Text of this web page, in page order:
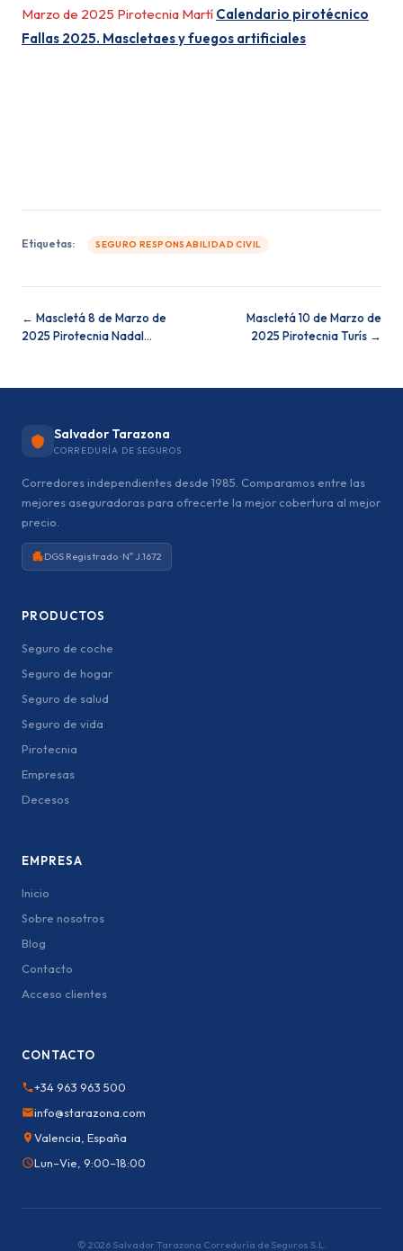
Marzo de 2025 Pirotecnia Martí Calendario pirotécnico
Fallas 2025. Mascletaes y fuegos artificiales
Etiquetas: SEGURO RESPONSABILIDAD CIVIL
← Mascletá 8 de Marzo de
2025 Pirotecnia Nadal…
Mascletá 10 de Marzo de
2025 Pirotecnia Turís →
Salvador Tarazona
CORREDURÍA DE SEGUROS
Corredores independientes desde 1985. Comparamos entre las
mejores aseguradoras para ofrecerte la mejor cobertura al mejor
precio.
DGS Registrado · Nº J.1672
PRODUCTOS
Seguro de coche
Seguro de hogar
Seguro de salud
Seguro de vida
Pirotecnia
Empresas
Decesos
EMPRESA
Inicio
Sobre nosotros
Blog
Contacto
Acceso clientes
CONTACTO
+34 963 963 500
info@starazona.com
Valencia, España
Lun–Vie, 9:00–18:00
© 2026 Salvador Tarazona Correduría de Seguros S.L.